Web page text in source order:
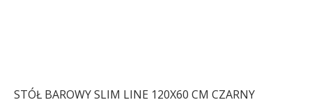
STÓŁ BAROWY SLIM LINE 120X60 CM CZARNY